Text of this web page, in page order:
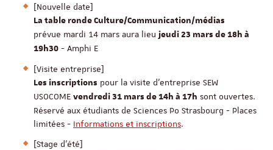
[Nouvelle date]
La table ronde Culture/Communication/médias
prévue mardi 14 mars aura lieu jeudi 23 mars de 18h à
19h30 - Amphi E
[Visite entreprise]
Les inscriptions pour la visite d'entreprise SEW
USOCOME vendredi 31 mars de 14h à 17h sont ouvertes.
Réservé aux étudiants de Sciences Po Strasbourg - Places
limitées - Informations et inscriptions.
[Stage d'été]